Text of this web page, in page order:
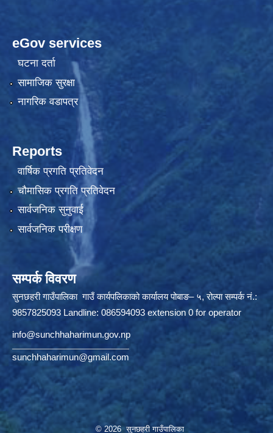
eGov services
घटना दर्ता
सामाजिक सुरक्षा
नागरिक वडापत्र
Reports
वार्षिक प्रगति प्रतिवेदन
चौमासिक प्रगति प्रतिवेदन
सार्वजनिक सुनुवाई
सार्वजनिक परीक्षण
सम्पर्क विवरण
सुनछहरी गाउँपालिका गाउँ कार्यपलिकाको कार्यालय पोबाङ– ५, रोल्पा सम्पर्क नं.:
9857825093 Landline: 086594093 extension 0 for operator
info@sunchhaharimun.gov.np
sunchhaharimun@gmail.com
© 2026 सुनछहरी गाउँपालिका